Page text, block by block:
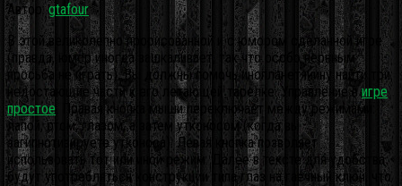
Автор:gtafour ·
В этой великолепно прорисованной и с юмором сделанной игре
(правда, юмор иногда зашкаливает, так что особо нервным
просьба не играть). Вы должны помочь инопланетянину найти три
недостающие части к его летающей тарелке. Управление вигре
простое . Правая кнопка мыши переключает между режимами:
лапой, ртом, глазом, а затем утконосом (когда вы
загипнотизируете утконоса). Левая кнопка позволяет
использовать тот или иной режим. Далее в тексте для удобства
будут употребляться конструкции типа глаз на гаечный ключ, что